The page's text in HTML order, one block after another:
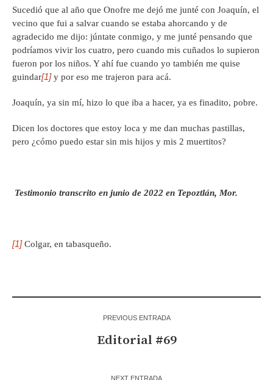
Sucedió que al año que Onofre me dejó me junté con Joaquín, el
vecino que fui a salvar cuando se estaba ahorcando y de
agradecido me dijo: júntate conmigo, y me junté pensando que
podríamos vivir los cuatro, pero cuando mis cuñados lo supieron
fueron por los niños. Y ahí fue cuando yo también me quise
guindar[1]y por eso me trajeron para acá.
Joaquín, ya sin mí, hizo lo que iba a hacer, ya es finadito, pobre.
Dicen los doctores que estoy loca y me dan muchas pastillas,
pero ¿cómo puedo estar sin mis hijos y mis 2 muertitos?
Testimonio transcrito en junio de 2022 en Tepoztlán, Mor.
[1]Colgar, en tabasqueño.
PREVIOUS ENTRADA
Editorial #69
NEXT ENTRADA